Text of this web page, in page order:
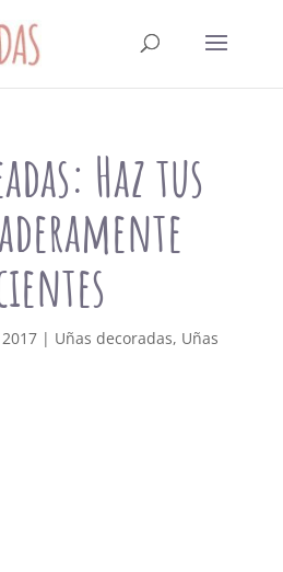
Haz tus
| Uñas decoradas, Uñas